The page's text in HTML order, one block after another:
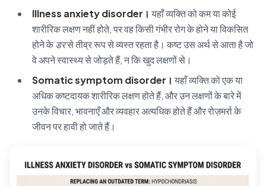
Illness anxiety disorder। यहाँ व्यक्ति को कम या कोई
शारीरिक लक्षण नहीं होते, पर वह किसी गंभीर रोग के होने या विकसित
होने के डरसे तीव्र रूप से व्यस्त रहता है। कष्ट उस अर्थ से आता है जो
वे अपने स्वास्थ्य से जोड़ते हैं, न कि खुद लक्षणों से।
Somatic symptom disorder। यहाँ व्यक्ति को एक या
अधिक कष्टदायक शारीरिक लक्षण होते हैं, और उन लक्षणों के बारे में
उनके विचार, भावनाएँ और व्यवहार अत्यधिक होते हैं और रोज़मर्रा के
जीवन पर हावी हो जाते हैं।